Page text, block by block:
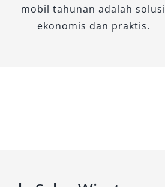
mobil tahunan adalah solusi
ekonomis dan praktis.